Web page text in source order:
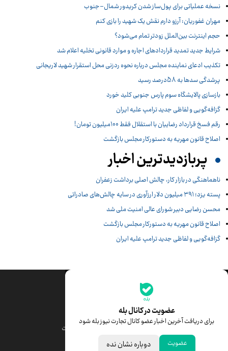
نسخه عملیاتی برای پول‌ساز شدن کریدور شمال–جنوب
مهران غفوریان: آرزو دارم نقش یک شهید را بازی کنم
حجم اینترنت بین‌الملل زودتر تمام می‌شود؟
شرایط جدید تمدید قراردادهای اجاره و موارد قانونی تخلیه اعلام شد
تکذیب ادعای نماینده مجلس درباره نحوه ردزنی محل استقرار شهید لاریجانی
پرشدگی سدها به 58درصد رسید
بازسازی پالایشگاه سوم پارس جنوبی کلید خورد
گزافه‌گویی و لفاظی جدید ترامپ علیه ایران
رقم فسخ قرارداد رضاییان با استقلال فقط 100میلیون تومان!
اصلاح قانون مهریه به دستورکار مجلس بازگشت
پربازدیدترین اخبار
ناهماهنگی در بازار کار، چالش اصلی برداشت زعفران
پسته یزد؛ ۳۹۱ میلیون دلار ارزآوری در سایه چالش‌های صادراتی
محسن رضایی دبیر شورای عالی امنیت ملی شد
اصلاح قانون مهریه به دستورکار مجلس بازگشت
گزافه‌گویی و لفاظی جدید ترامپ علیه ایران
عضویت در کانال بله
برای دریافت آخرین اخبار عضو کانال تجارت نیوز بله شود
عضویت دوباره نشان نده
جدیدترین قیمت‌ها
قیمت دلار
قیمت سکه امامی
قیمت درهم امارات
ابزار تبدیل نرخ ارز